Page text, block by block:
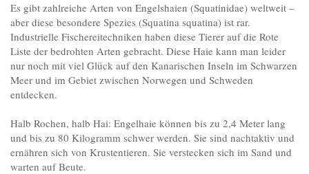
Es gibt zahlreiche Arten von Engelshaien (Squatinidae) weltweit –
aber diese besondere Spezies (Squatina squatina) ist rar.
Industrielle Fischereitechniken haben diese Tierer auf die Rote
Liste der bedrohten Arten gebracht. Diese Haie kann man leider
nur noch mit viel Glück auf den Kanarischen Inseln im Schwarzen
Meer und im Gebiet zwischen Norwegen und Schweden
entdecken.
Halb Rochen, halb Hai: Engelhaie können bis zu 2,4 Meter lang
und bis zu 80 Kilogramm schwer werden. Sie sind nachtaktiv und
ernähren sich von Krustentieren. Sie verstecken sich im Sand und
warten auf Beute.